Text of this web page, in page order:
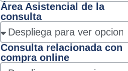
Área Asistencial de la
consulta
Consulta relacionada con
compra online